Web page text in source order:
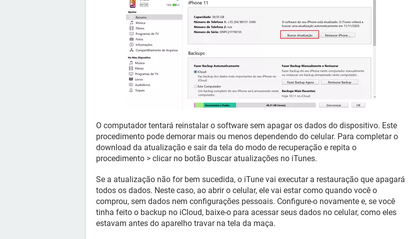
O computador tentará reinstalar o software sem apagar os dados do dispositivo. Este
procedimento pode demorar mais ou menos dependendo do celular. Para completar o
download da atualização e sair da tela do modo de recuperação e repita o
procedimento > clicar no botão Buscar atualizações no iTunes.
Se a atualização não for bem sucedida, o iTune vai executar a restauração que apagará
todos os dados. Neste caso, ao abrir o celular, ele vai estar como quando você o
comprou, sem dados nem configurações pessoais. Configure-o novamente e, se você
tinha feito o backup no iCloud, baixe-o para acessar seus dados no celular, como eles
estavam antes do aparelho travar na tela da maça.